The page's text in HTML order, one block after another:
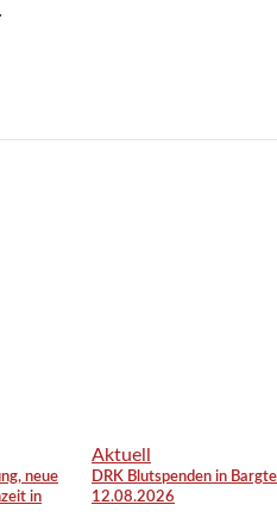
neue
in
Aktuell
DRK Blutspenden in
12.08.2026